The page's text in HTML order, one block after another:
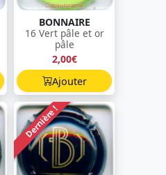
BONNAIRE
16 Vert pâle et or
pâle
2,00€
Ajouter
Dernière !